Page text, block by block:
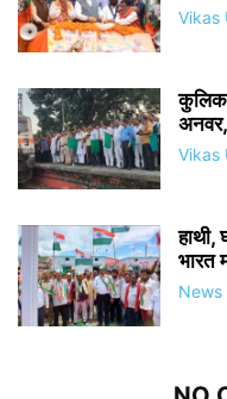
Vikas
कुलिक
Vikas
भारत
News